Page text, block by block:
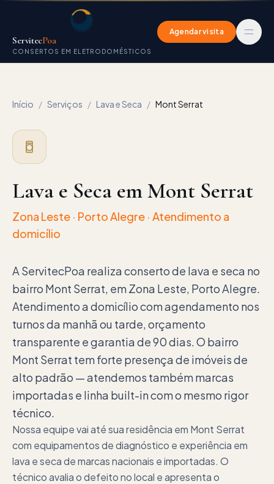
ServitecPoa
CONSERTOS EM ELETRODOMÉSTICOS
Agendar visita
Início / Serviços / Lava e Seca / Mont Serrat
Lava e Seca em Mont Serrat
Zona Leste · Porto Alegre · Atendimento a
domicílio
A ServitecPoa realiza conserto de lava e seca no
bairro Mont Serrat, em Zona Leste, Porto Alegre.
Atendimento a domicílio com agendamento nos
turnos da manhã ou tarde, orçamento
transparente e garantia de 90 dias. O bairro
Mont Serrat tem forte presença de imóveis de
alto padrão — atendemos também marcas
importadas e linha built-in com o mesmo rigor
técnico.
Nossa equipe vai até sua residência em Mont Serrat
com equipamentos de diagnóstico e experiência em
lava e seca de marcas nacionais e importadas. O
técnico avalia o defeito no local e apresenta o